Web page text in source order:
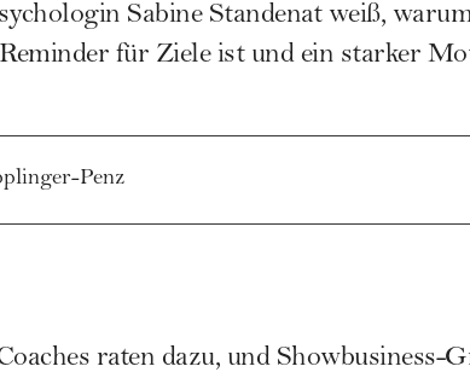
Sabine Standenat weiß,
für Ziele ist und ein starker
Penz
raten dazu, und Showbusiness-